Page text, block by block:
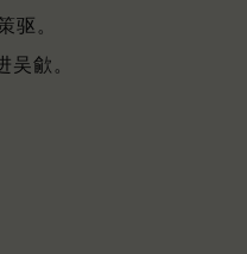
驱。
吴歈。